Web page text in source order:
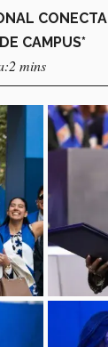
CONECTA
CAMPUS*
mins